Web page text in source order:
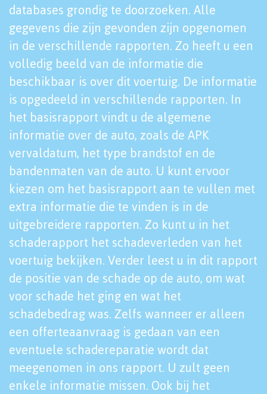
databases grondig te doorzoeken. Alle
gegevens die zijn gevonden zijn opgenomen
in de verschillende rapporten. Zo heeft u een
volledig beeld van de informatie die
beschikbaar is over dit voertuig. De informatie
is opgedeeld in verschillende rapporten. In
het basisrapport vindt u de algemene
informatie over de auto, zoals de APK
vervaldatum, het type brandstof en de
bandenmaten van de auto. U kunt ervoor
kiezen om het basisrapport aan te vullen met
extra informatie die te vinden is in de
uitgebreidere rapporten. Zo kunt u in het
schaderapport het schadeverleden van het
voertuig bekijken. Verder leest u in dit rapport
de positie van de schade op de auto, om wat
voor schade het ging en wat het
schadebedrag was. Zelfs wanneer er alleen
een offerteaanvraag is gedaan van een
eventuele schadereparatie wordt dat
meegenomen in ons rapport. U zult geen
enkele informatie missen. Ook bij het